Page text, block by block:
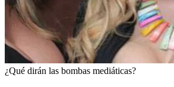
¿Qué dirán las bombas mediáticas?